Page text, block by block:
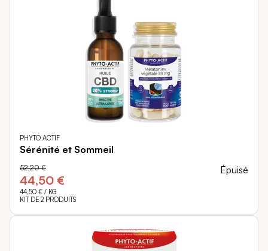
PHYTO ACTIF
Sérénité et Sommeil
44,50 €
52,20 €
44,50 € / KG
KIT DE 2 PRODUITS
Épuisé